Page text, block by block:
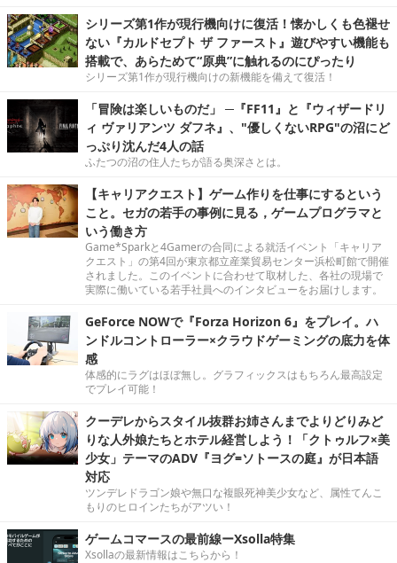
シリーズ第1作が現行機向けに復活！懐かしくも色褪せ
ない『カルドセプト ザ ファースト』遊びやすい機能も
搭載で、あらためて“原典”に触れるのにぴったり
シリーズ第1作が現行機向けの新機能を備えて復活！
「冒険は楽しいものだ」 ─『FF11』と『ウィザードリ
ィ ヴァリアンツ ダフネ』、"優しくないRPG"の沼にど
っぷり沈んだ4人の話
ふたつの沼の住人たちが語る奥深さとは。
【キャリアクエスト】ゲーム作りを仕事にするという
こと。セガの若手の事例に見る，ゲームプログラマと
いう働き方
Game*Sparkと4Gamerの合同による就活イベント「キャリア
クエスト」の第4回が東京都立産業貿易センター浜松町館で開催
されました。このイベントに合わせて取材した、各社の現場で
実際に働いている若手社員へのインタビューをお届けします。
GeForce NOWで『Forza Horizon 6』をプレイ。ハ
ンドルコントローラー×クラウドゲーミングの底力を体
感
体感的にラグはほぼ無し。グラフィックスはもちろん最高設定
でプレイ可能！
クーデレからスタイル抜群お姉さんまでよりどりみど
りな人外娘たちとホテル経営しよう！「クトゥルフ×美
少女」テーマのADV『ヨグ=ソトースの庭』が日本語
対応
ツンデレドラゴン娘や無口な複眼死神美少女など、属性てんこ
もりのヒロインたちがアツい！
ゲームコマースの最前線ーXsolla特集
Xsollaの最新情報はこちらから！